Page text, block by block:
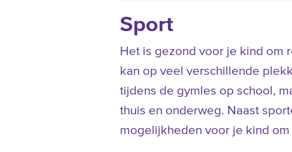
Sport
Het is gezond voor je kind om
kan op veel verschillende
tijdens de gymles op school,
thuis en onderweg. Naast
mogelijkheden voor je kind om